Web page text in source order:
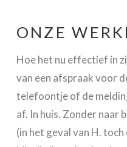
ONZE
Hoe het nu effectief in
van een afspraak voor
telefoontje of de
af. In huis. Zonder naar
(in het geval van H.